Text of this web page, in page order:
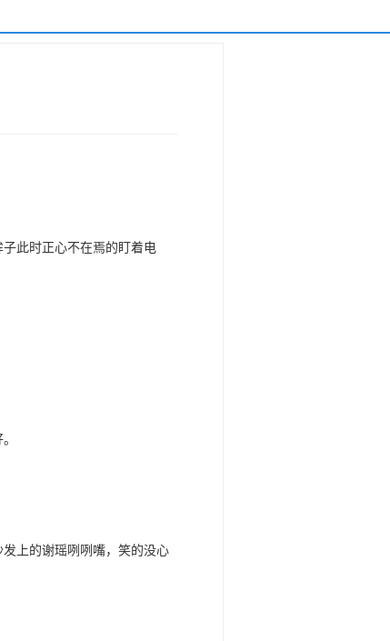
此时正心不在焉的盯着电
上的谢瑶咧咧嘴，笑的没心